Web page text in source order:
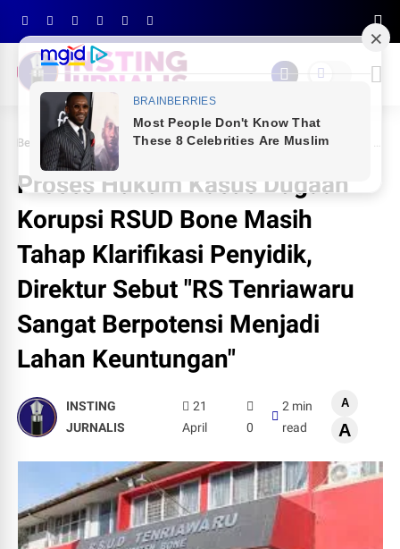
Beranda BREAKING NEWS Proses Hukum Kasus Dugaan Korupsi RSUD Bone Masih Tahap Klarifikasi Penyidik, Direktur Sebut "RS Tenriawaru Sangat Berpotensi Menjadi Lahan Keuntungan"
Proses Hukum Kasus Dugaan
Korupsi RSUD Bone Masih
Tahap Klarifikasi Penyidik,
Direktur Sebut "RS Tenriawaru
Sangat Berpotensi Menjadi
Lahan Keuntungan"
INSTING
JURNALIS
21
April
0
2 min
read
A
A